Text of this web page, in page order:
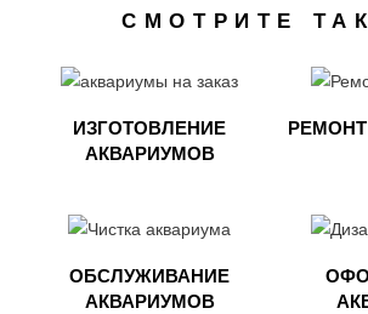
СМОТРИТЕ
ИЗГОТОВЛЕНИЕ
АКВАРИУМОВ
ОБСЛУЖИВАНИЕ
АКВАРИУМОВ